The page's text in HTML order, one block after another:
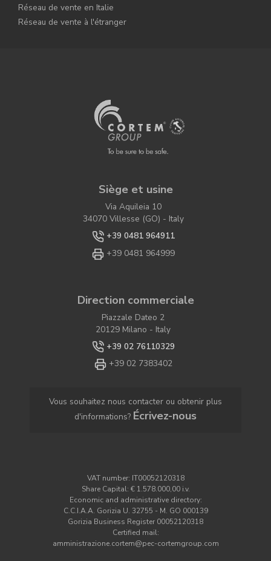
Réseau de vente en Italie
Réseau de vente à l'étranger
Siège et usine
Via Aquileia 10
34070 Villesse (GO) - Italy
+39 0481 964911
+39 0481 964999
Direction commerciale
Piazzale Dateo 2
20129 Milano - Italy
+39 02 76110329
+39 02 7383402
Vous souhaitez nous contacter ou obtenir plus
d'informations? Écrivez-nous
VAT number: IT00052120318
Share Capital: € 1.578.000,00 i.v.
Economic and administrative directory:
C.C.I.A.A. Gorizia U. 32755 - M. GO 000139
Gorizia Business Register 00052120318
Certified mail:
amministrazione.cortem@pec-cortemgroup.com